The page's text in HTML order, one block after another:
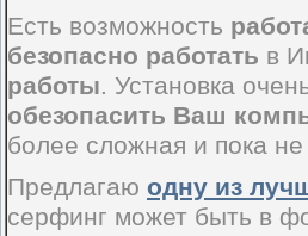
Есть возможность
безопасно работать в
работы. Установка
обезопасить Ваш
более сложная и пока
Предлагаю одну из
серфинг может быть в